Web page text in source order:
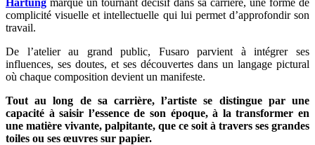
complicité visuelle et intellectuelle qui lui permet d’approfondir son
travail.
De l’atelier au grand public, Fusaro parvient à intégrer ses
influences, ses doutes, et ses découvertes dans un langage pictural
où chaque composition devient un manifeste.
Tout au long de sa carrière, l’artiste se distingue par une
capacité à saisir l’essence de son époque, à la transformer en
une matière vivante, palpitante, que ce soit à travers ses grandes
toiles ou ses œuvres sur papier.